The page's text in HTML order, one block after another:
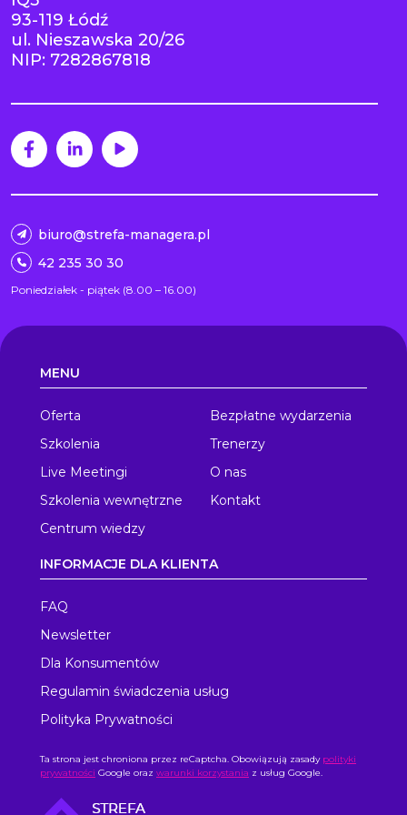
93-119 Łódź
ul. Nieszawska 20/26
NIP: 7282867818
biuro@strefa-managera.pl
42 235 30 30
Poniedziałek - piątek (8.00 – 16.00)
MENU
Oferta
Szkolenia
Live Meetingi
Szkolenia wewnętrzne
Centrum wiedzy
Bezpłatne wydarzenia
Trenerzy
O nas
Kontakt
INFORMACJE DLA KLIENTA
FAQ
Newsletter
Dla Konsumentów
Regulamin świadczenia usług
Polityka Prywatności
Ta strona jest chroniona przez reCaptcha. Obowiązują zasady polityki
prywatności Google oraz warunki korzystania z usług Google.